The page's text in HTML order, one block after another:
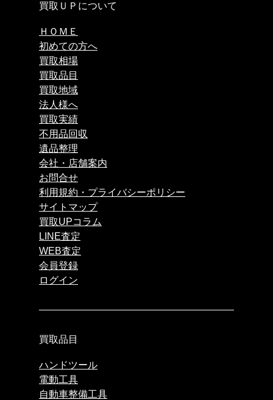
買取ＵＰについて
ＨＯＭＥ
初めての方へ
買取相場
買取品目
買取地域
法人様へ
買取実績
不用品回収
遺品整理
会社・店舗案内
お問合せ
利用規約・プライバシーポリシー
サイトマップ
買取UPコラム
LINE査定
WEB査定
会員登録
ログイン
買取品目
ハンドツール
電動工具
自動車整備工具